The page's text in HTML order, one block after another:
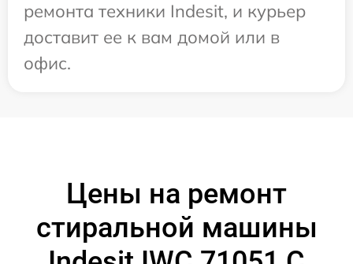
ремонта техники Indesit, и курьер
доставит ее к вам домой или в
офис.
Цены на ремонт
стиральной машины